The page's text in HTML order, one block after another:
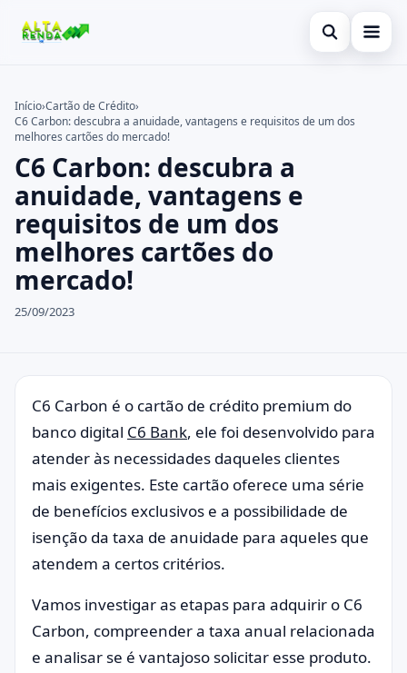
Abrir busca
Cartão de Crédito
Novidades
Empréstimo
Legal
Buscar no site
Buscar por:
Pressione Enter para buscar ou ESC para fechar.
Início›Cartão de Crédito›
C6 Carbon: descubra a anuidade, vantagens e requisitos de um dos
melhores cartões do mercado!
C6 Carbon: descubra a
anuidade, vantagens e
requisitos de um dos
melhores cartões do
mercado!
25/09/2023
C6 Carbon é o cartão de crédito premium do
banco digital C6 Bank, ele foi desenvolvido para
atender às necessidades daqueles clientes
mais exigentes. Este cartão oferece uma série
de benefícios exclusivos e a possibilidade de
isenção da taxa de anuidade para aqueles que
atendem a certos critérios.
Vamos investigar as etapas para adquirir o C6
Carbon, compreender a taxa anual relacionada
e analisar se é vantajoso solicitar esse produto.